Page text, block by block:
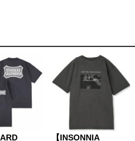
【INSONNIA